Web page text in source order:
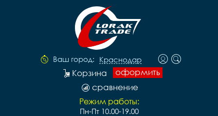
Ваш город: Краснодар
оформить
Корзина
сравнение
Режим работы:
Пн-Пт 10.00-19.00